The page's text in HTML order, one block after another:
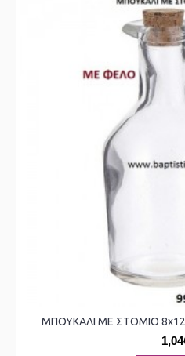
ΜΠΟΥΚΑΛΙ ΜΕ ΣΤΟΜΙΟ